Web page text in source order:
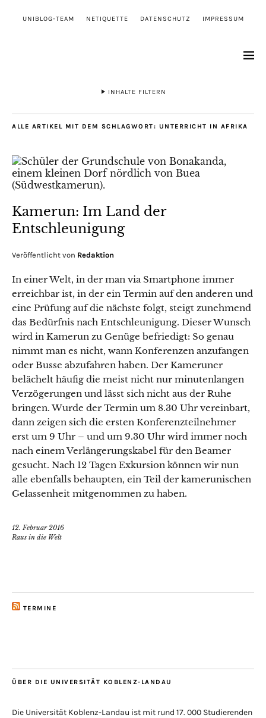
UNIBLOG-TEAM NETIQUETTE DATENSCHUTZ IMPRESSUM
INHALTE FILTERN
ALLE ARTIKEL MIT DEM SCHLAGWORT: UNTERRICHT IN AFRIKA
Kamerun: Im Land der
Entschleunigung
Veröffentlicht von Redaktion
In einer Welt, in der man via Smartphone immer
erreichbar ist, in der ein Termin auf den anderen und
eine Prüfung auf die nächste folgt, steigt zunehmend
das Bedürfnis nach Entschleunigung. Dieser Wunsch
wird in Kamerun zu Genüge befriedigt: So genau
nimmt man es nicht, wann Konferenzen anzufangen
oder Busse abzufahren haben. Der Kameruner
belächelt häufig die meist nicht nur minutenlangen
Verzögerungen und lässt sich nicht aus der Ruhe
bringen. Wurde der Termin um 8.30 Uhr vereinbart,
dann zeigen sich die ersten Konferenzteilnehmer
erst um 9 Uhr – und um 9.30 Uhr wird immer noch
nach einem Verlängerungskabel für den Beamer
gesucht. Nach 12 Tagen Exkursion können wir nun
alle ebenfalls behaupten, ein Teil der kamerunischen
Gelassenheit mitgenommen zu haben.
12. Februar 2016
Raus in die Welt
TERMINE
ÜBER DIE UNIVERSITÄT KOBLENZ-LANDAU
Die Universität Koblenz-Landau ist mit rund 17. 000 Studierenden